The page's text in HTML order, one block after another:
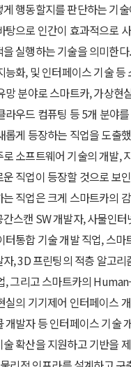
행동할지를 판단하는 기
탕으로 인간이 효과적으로
실행하는 기술을 의미한다.
능화, 및 인터페이스 기술 등
망 분야로 스마트카, 가상현
라우드 컴퓨팅 등 5개 분야
롭게 등장하는 직업을 도출
소프트웨어 기술의 개발,
직업이 등장할 것으로 보
직업은 크게 스마트카의
스캔 SW 개발자, 사물인
터통합 기술 개발 직업, 스마
, 3D 프린팅의 적층 알고
, 그리고 스마트카의
실의 기기제어 인터페이스
개발자 등 인터페이스 기술
확산을 지원하고 기반을